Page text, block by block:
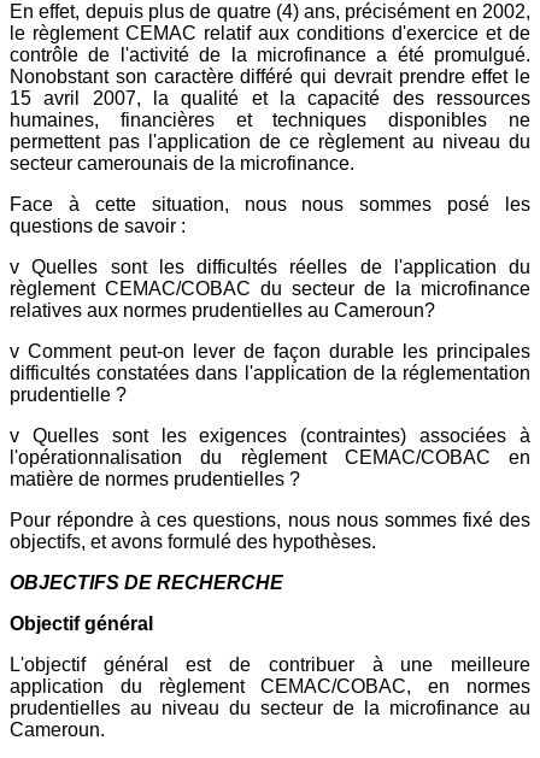
En effet, depuis plus de quatre (4) ans, précisément en 2002,
le règlement CEMAC relatif aux conditions d'exercice et de
contrôle de l'activité de la microfinance a été promulgué.
Nonobstant son caractère différé qui devrait prendre effet le
15 avril 2007, la qualité et la capacité des ressources
humaines, financières et techniques disponibles ne
permettent pas l'application de ce règlement au niveau du
secteur camerounais de la microfinance.
Face à cette situation, nous nous sommes posé les
questions de savoir :
v Quelles sont les difficultés réelles de l'application du
règlement CEMAC/COBAC du secteur de la microfinance
relatives aux normes prudentielles au Cameroun?
v Comment peut-on lever de façon durable les principales
difficultés constatées dans l'application de la réglementation
prudentielle ?
v Quelles sont les exigences (contraintes) associées à
l'opérationnalisation du règlement CEMAC/COBAC en
matière de normes prudentielles ?
Pour répondre à ces questions, nous nous sommes fixé des
objectifs, et avons formulé des hypothèses.
OBJECTIFS DE RECHERCHE
Objectif général
L'objectif général est de contribuer à une meilleure
application du règlement CEMAC/COBAC, en normes
prudentielles au niveau du secteur de la microfinance au
Cameroun.